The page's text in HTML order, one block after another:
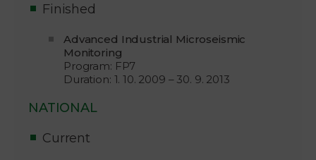
Finished
Advanced Industrial Microseismic
Monitoring
Program: FP7
Duration: 1. 10. 2009 – 30. 9. 2013
NATIONAL
Current